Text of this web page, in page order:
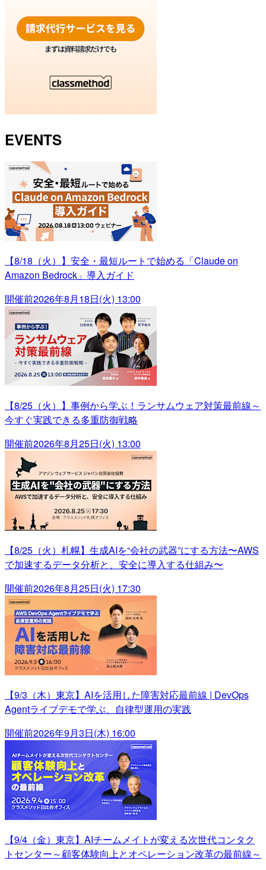
EVENTS
【8/18（火）】安全・最短ルートで始める「Claude on
Amazon Bedrock」導入ガイド
開催前2026年8月18日(火) 13:00
【8/25（火）】事例から学ぶ！ランサムウェア対策最前線～
今すぐ実践できる多重防御戦略
開催前2026年8月25日(火) 13:00
【8/25（火）札幌】生成AIを“会社の武器”にする方法〜AWS
で加速するデータ分析と、安全に導入する仕組み〜
開催前2026年8月25日(火) 17:30
【9/3（木）東京】AIを活用した障害対応最前線 | DevOps
Agentライブデモで学ぶ、自律型運用の実践
開催前2026年9月3日(木) 16:00
【9/4（金）東京】AIチームメイトが変える次世代コンタク
トセンター～顧客体験向上とオペレーション改革の最前線～